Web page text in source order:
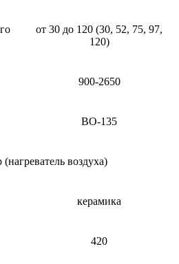
от 30 до 120 (30, 52, 75, 97,
120)
900-2650
ВО-135
(нагреватель воздуха)
керамика
420